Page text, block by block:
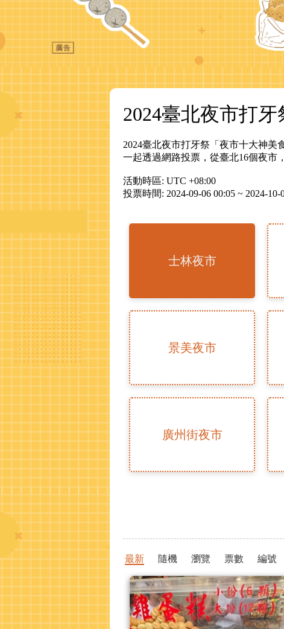
2024臺北夜市打
2024臺北夜市打牙祭「夜市十大神美
一起透過網路投票，從臺北16個夜市
活動時區: UTC +08:00
投票時間: 2024-09-06 00:05 ~ 2024-10-
士林夜市
景美夜市
廣州街夜市
最新 隨機 瀏覽 票數 編號